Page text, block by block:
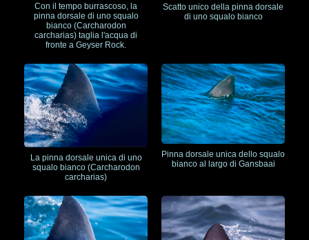
Con il tempo burrascoso, la
pinna dorsale di uno squalo
bianco (Carcharodon
carcharias) taglia l'acqua di
fronte a Geyser Rock.
Scatto unico della pinna dorsale
di uno squalo bianco
La pinna dorsale unica di uno
squalo bianco (Carcharodon
carcharias)
Pinna dorsale unica dello squalo
bianco al largo di Gansbaai